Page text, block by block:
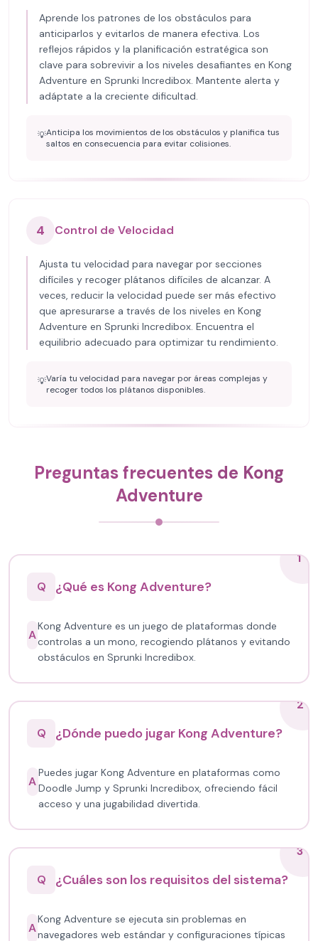
Aprende los patrones de los obstáculos para
anticiparlos y evitarlos de manera efectiva. Los
reflejos rápidos y la planificación estratégica son
clave para sobrevivir a los niveles desafiantes en Kong
Adventure en Sprunki Incredibox. Mantente alerta y
adáptate a la creciente dificultad.
💡Anticipa los movimientos de los obstáculos y planifica tus
saltos en consecuencia para evitar colisiones.
4 Control de Velocidad
Ajusta tu velocidad para navegar por secciones
difíciles y recoger plátanos difíciles de alcanzar. A
veces, reducir la velocidad puede ser más efectivo
que apresurarse a través de los niveles en Kong
Adventure en Sprunki Incredibox. Encuentra el
equilibrio adecuado para optimizar tu rendimiento.
💡Varía tu velocidad para navegar por áreas complejas y
recoger todos los plátanos disponibles.
Preguntas frecuentes de Kong
Adventure
1
Q
¿Qué es Kong Adventure?
A
Kong Adventure es un juego de plataformas donde
controlas a un mono, recogiendo plátanos y evitando
obstáculos en Sprunki Incredibox.
2
Q
¿Dónde puedo jugar Kong Adventure?
A
Puedes jugar Kong Adventure en plataformas como
Doodle Jump y Sprunki Incredibox, ofreciendo fácil
acceso y una jugabilidad divertida.
3
Q
¿Cuáles son los requisitos del sistema?
A
Kong Adventure se ejecuta sin problemas en
navegadores web estándar y configuraciones típicas